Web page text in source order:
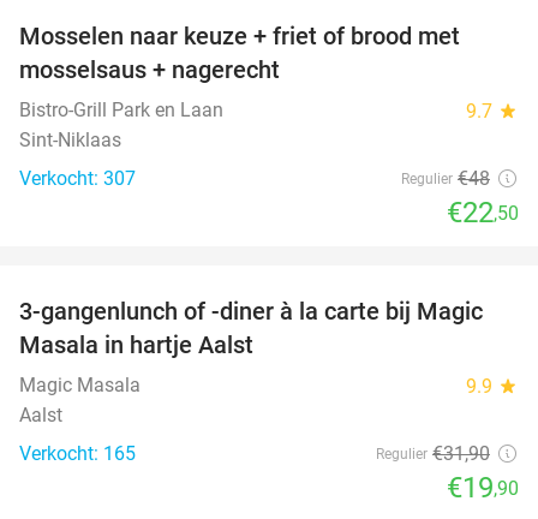
Mosselen naar keuze + friet of brood met
mosselsaus + nagerecht
Bistro-Grill Park en Laan 9.7 star
Sint-Niklaas
Verkocht: 307
Regulier €48
€22,50
38%
3-gangenlunch of -diner à la carte bij Magic
Masala in hartje Aalst
Magic Masala 9.9 star
Aalst
Verkocht: 165
Regulier €31,90
€19,90